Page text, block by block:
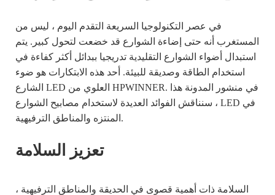
في عصر التكنولوجيا السريعة التقدم اليوم ، ليس من
المستغرب أنه حتى إضاءة الشوارع قد خضعت لتحول كبير. يتم
استبدال أضواء الشوارع التقليدية تدريجيا ببدائل أكثر كفاءة في
استخدام الطاقة وصديقة للبيئة. أحد هذه الابتكارات هو ضوء
الشارع LED العلوي من HPWINNER. في منشور المدونة هذا
، سنناقش الفوائد العديدة لاستخدام مصابيح الشوارع LED في
المنتزه والمناطق الترفيهية.
تعزيز السلامة
السلامة ذات أهمية قصوى في الحديقة والمناطق الترفيهية ،